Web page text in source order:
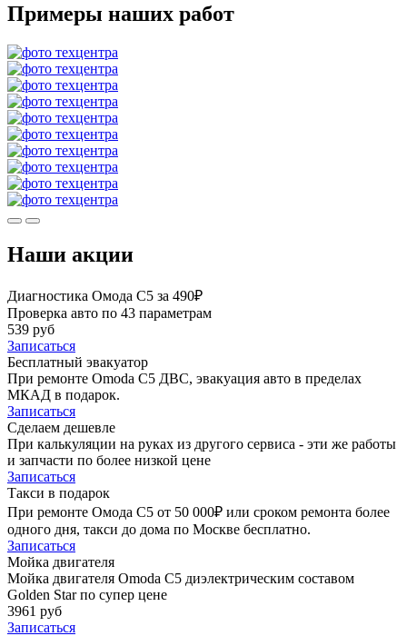
Примеры наших работ
Наши акции
Диагностика Омода С5 за 490₽
Проверка авто по 43 параметрам
539 руб
Записаться
Бесплатный эвакуатор
При ремонте Omoda C5 ДВС, эвакуация авто в пределах
МКАД в подарок.
Записаться
Сделаем дешевле
При калькуляции на руках из другого сервиса - эти же работы
и запчасти по более низкой цене
Записаться
Такси в подарок
При ремонте Омода С5 от 50 000₽ или сроком ремонта более
одного дня, такси до дома по Москве бесплатно.
Записаться
Мойка двигателя
Мойка двигателя Omoda C5 диэлектрическим составом
Golden Star по супер цене
3961 руб
Записаться